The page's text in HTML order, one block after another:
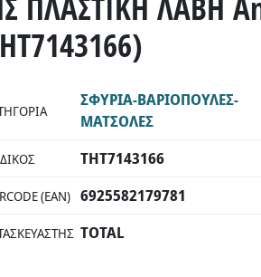
ΣΦΥΡΙΑ-ΒΑΡΙΟΠΟΥΛΕΣ-
ΜΑΤΣΟΛΕΣ
THT7143166
(EAN) 6925582179781
TOTAL